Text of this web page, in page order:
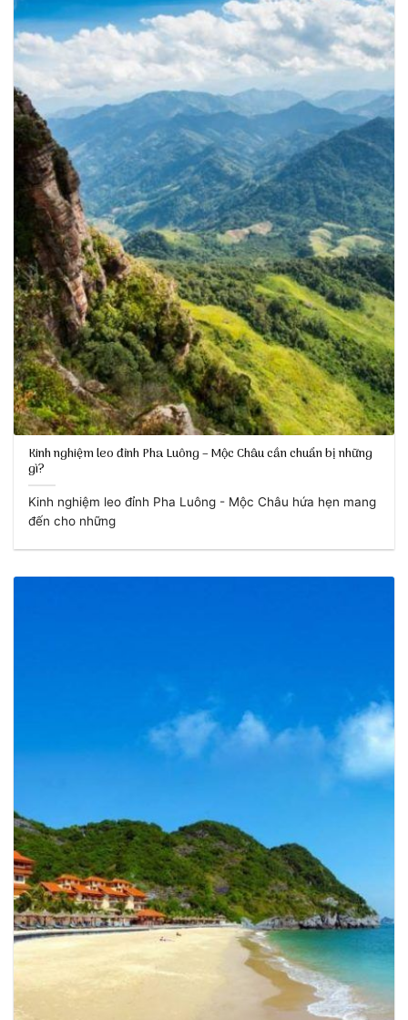
Kinh nghiệm leo đỉnh Pha Luông – Mộc Châu cần chuẩn bị những
gì?
Kinh nghiệm leo đỉnh Pha Luông - Mộc Châu hứa hẹn mang
đến cho những